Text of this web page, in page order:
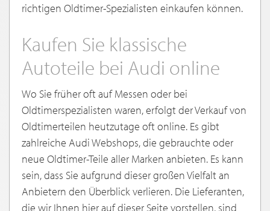
richtigen Oldtimer-Spezialisten einkaufen können.
Kaufen Sie klassische
Autoteile bei Audi online
Wo Sie früher oft auf Messen oder bei
Oldtimerspezialisten waren, erfolgt der Verkauf von
Oldtimerteilen heutzutage oft online. Es gibt
zahlreiche Audi Webshops, die gebrauchte oder
neue Oldtimer-Teile aller Marken anbieten. Es kann
sein, dass Sie aufgrund dieser großen Vielfalt an
Anbietern den Überblick verlieren. Die Lieferanten,
die wir Ihnen hier auf dieser Seite vorstellen, sind